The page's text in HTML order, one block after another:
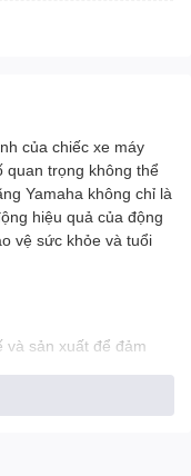
của chiếc xe máy
quan trọng không thể
Yamaha không chỉ là
hiệu quả của động
vệ sức khỏe và tuổi
và sản xuất để đảm
bỏ bụi bẩn, hạt bụi và
được hít vào động cơ.